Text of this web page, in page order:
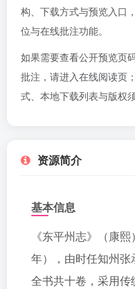
构、下载方式与预览入口
位与在线批注功能。
如果需要查看公开预览页
批注，请进入在线阅读页
式、本地下载列表与版权
资源简介
基本信息
《东平州志》（康
年），由时任知州张
全书共十卷，采用